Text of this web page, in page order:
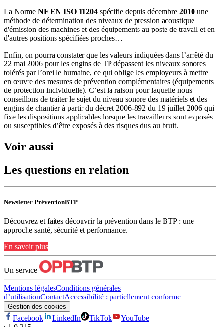
La Norme NF EN ISO 11204 spécifie depuis décembre 2010 une
méthode de détermination des niveaux de pression acoustique
d'émission des machines et des équipements au poste de travail et en
d'autres positions spécifiées proches…
Enfin, on pourra constater que les valeurs indiquées dans l’arrêté du
22 mai 2006 pour les engins de TP dépassent les niveaux sonores
tolérés par l’oreille humaine, ce qui oblige les employeurs à mettre
en œuvre des mesures de prévention complémentaires (équipements
de protection individuelle). C’est la raison pour laquelle nous
conseillons de traiter le sujet du niveau sonore des matériels et des
engins de chantier à partir du décret 2006-892 du 19 juillet 2006 qui
fixe les dispositions applicables lorsque les travailleurs sont exposés
ou susceptibles d’être exposés à des risques dus au bruit.
Voir aussi
Les questions en relation
Newsletter PréventionBTP
Découvrez et faites découvrir la prévention dans le BTP : une
approche santé, sécurité et performance.
En savoir plus
Un service
Mentions légalesConditions générales
d’utilisationContactAccessibilité : partiellement conforme
Gestion des cookies
Facebook LinkedIn TikTok
YouTube